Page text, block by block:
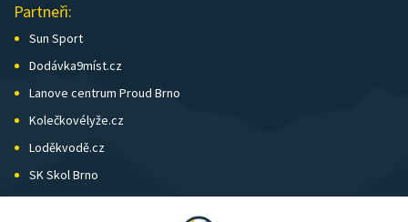
Partneři:
Sun Sport
Dodávka9míst.cz
Lanove centrum Proud Brno
Kolečkovélyže.cz
Loděkvodě.cz
SK Skol Brno
Biatlon Brno